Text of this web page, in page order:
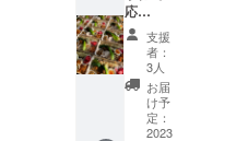
×1枚(1
枚につ
き大人1
名・小
学生以
下のお
子様1名
考欄に
ご記入
くださ
い。 (匿
名・会
社名可
です) ②
お礼の
応
援！！
】 ①お
食事券
50000
円分
(500円
×100枚)
支援
者：
3人
お届
け予
定：
2023